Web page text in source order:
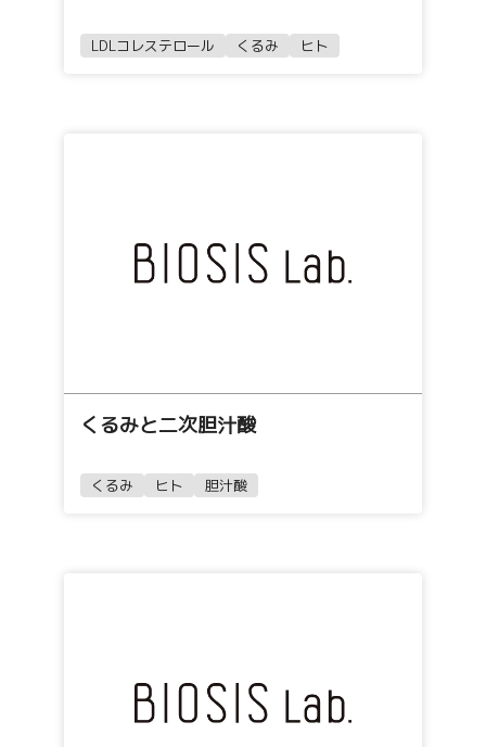
LDLコレステロール くるみ ヒト
くるみと二次胆汁酸
くるみ ヒト 胆汁酸